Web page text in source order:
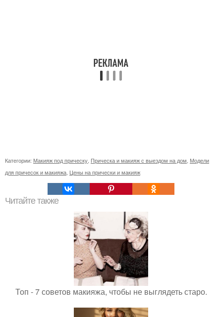
Категории: Макияж под прическу, Прическа и макияж с выездом на дом, Модели
для причесок и макияжа, Цены на прически и макияж
Читайте также
Топ - 7 советов макияжа, чтобы не выглядеть старо.